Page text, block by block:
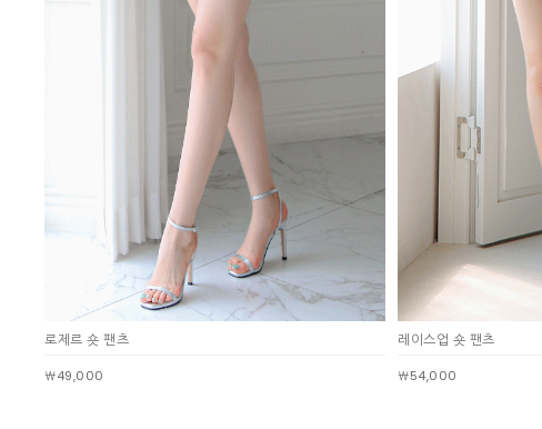
로제르 숏 팬츠
￦49,000
레이스업 숏 팬츠
￦54,000